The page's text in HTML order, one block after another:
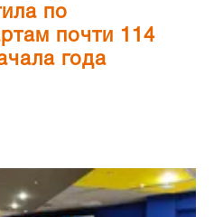
по
почти 114
года